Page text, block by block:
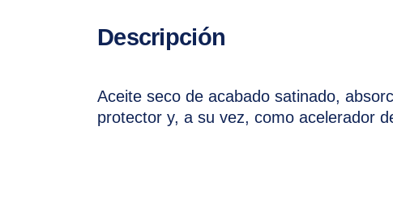
Descripción
Aceite seco de acabado satinado,
protector y, a su vez, como acelerador